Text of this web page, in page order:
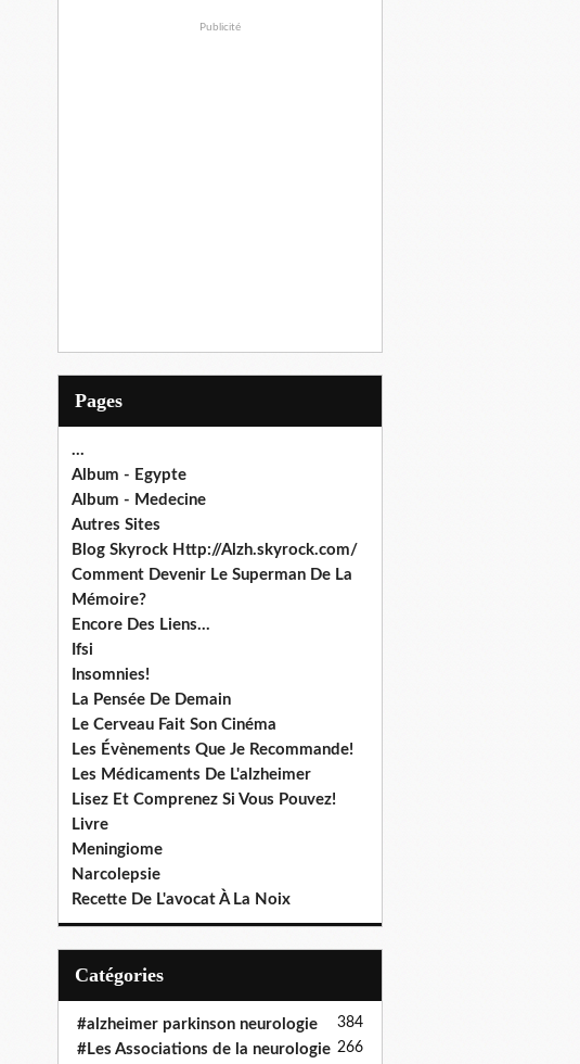
Publicité
Pages
...
Album - Egypte
Album - Medecine
Autres Sites
Blog Skyrock Http://Alzh.skyrock.com/
Comment Devenir Le Superman De La
Mémoire?
Encore Des Liens...
Ifsi
Insomnies!
La Pensée De Demain
Le Cerveau Fait Son Cinéma
Les Évènements Que Je Recommande!
Les Médicaments De L'alzheimer
Lisez Et Comprenez Si Vous Pouvez!
Livre
Meningiome
Narcolepsie
Recette De L'avocat À La Noix
Catégories
#alzheimer parkinson neurologie 384
#Les Associations de la neurologie 266